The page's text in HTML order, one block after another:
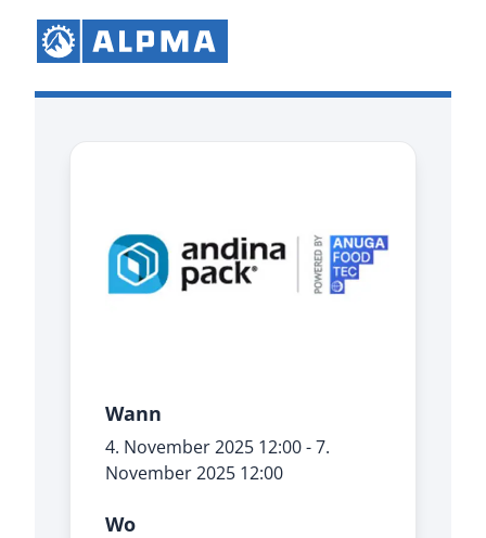
Wann
4. November 2025 12:00-7.
November 2025 12:00
Wo